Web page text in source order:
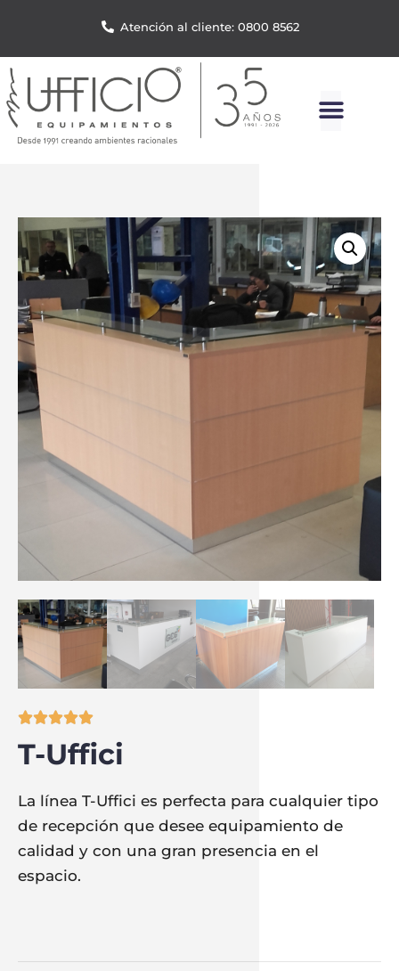
Atención al cliente: 0800 8562

T-Uffici
La línea T-Uffici es perfecta para cualquier tipo
de recepción que desee equipamiento de
calidad y con una gran presencia en el
espacio.